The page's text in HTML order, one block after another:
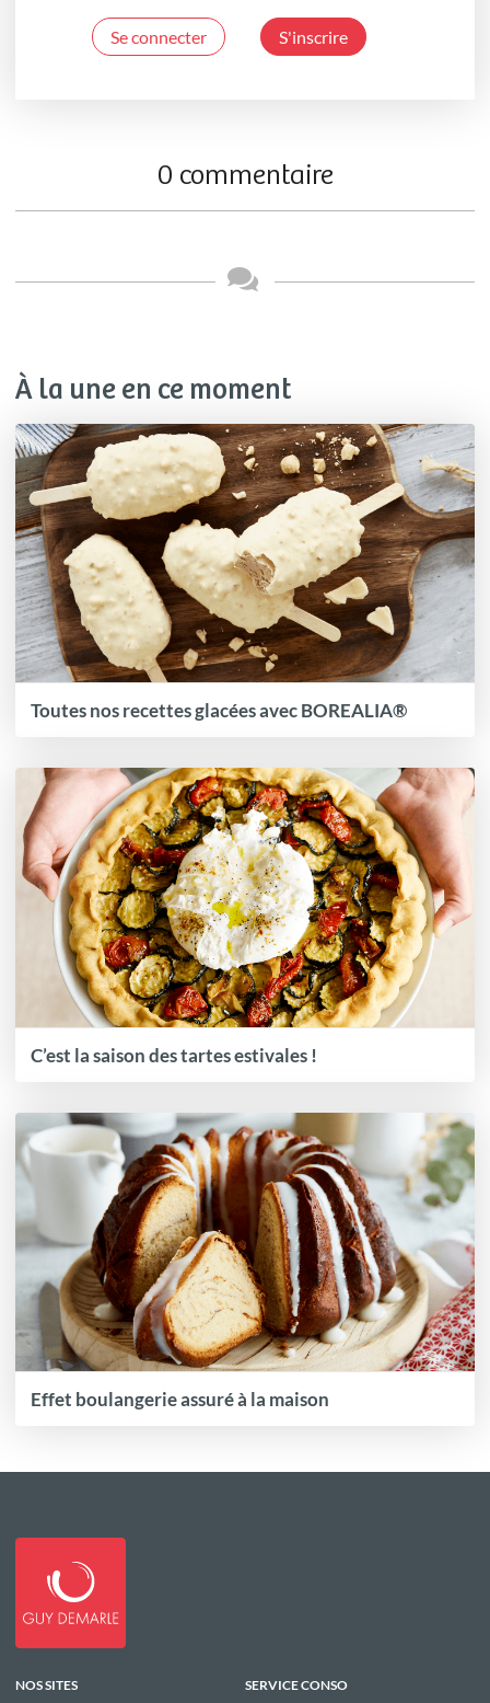
Se connecter S'inscrire
0 commentaire
À la une en ce moment
Toutes nos recettes glacées avec BOREALIA®
C’est la saison des tartes estivales !
Effet boulangerie assuré à la maison
NOS SITES SERVICE CONSO